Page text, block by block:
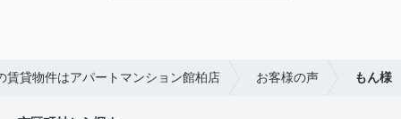
アパートマンション館では、お部屋のご紹介だけ
でなく、入居後のアフターフォローもさせて頂いて
賃貸物件はアパートマンション館柏店 お客様の声 もん様